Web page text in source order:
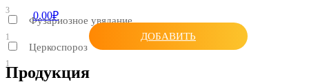
3
Фузариозное увядание
1
Церкоспороз
1
0.00₽
ДОБАВИТЬ
Продукция